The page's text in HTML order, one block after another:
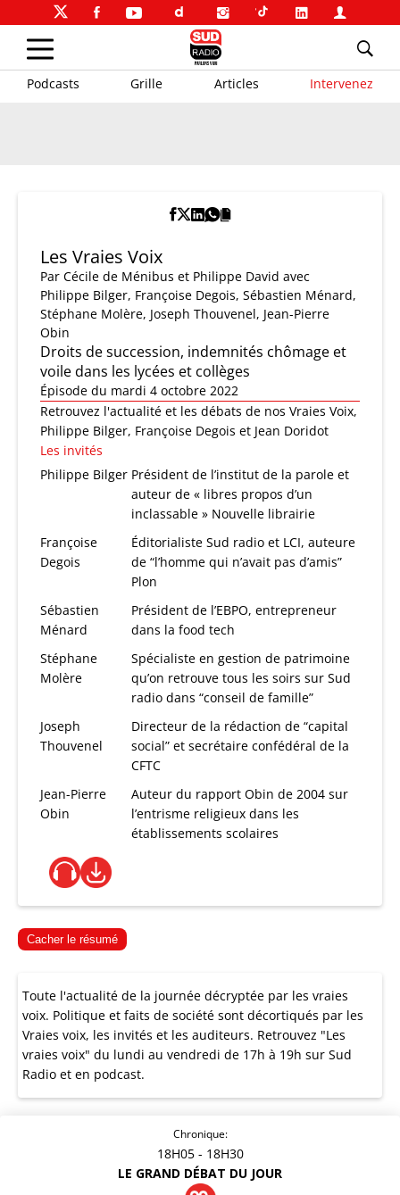
Podcasts Grille Articles Intervenez
Les Vraies Voix
Par Cécile de Ménibus et Philippe David avec
Philippe Bilger, Françoise Degois, Sébastien Ménard,
Stéphane Molère, Joseph Thouvenel, Jean-Pierre
Obin
Droits de succession, indemnités chômage et
voile dans les lycées et collèges
Épisode du mardi 4 octobre 2022
Retrouvez l'actualité et les débats de nos Vraies Voix,
Philippe Bilger, Françoise Degois et Jean Doridot
Les invités
Philippe Bilger Président de l’institut de la parole et
auteur de « libres propos d’un
inclassable » Nouvelle librairie
Françoise
Degois
Éditorialiste Sud radio et LCI, auteure
de “l’homme qui n’avait pas d’amis”
Plon
Sébastien
Ménard
Président de l’EBPO, entrepreneur
dans la food tech
Stéphane
Molère
Spécialiste en gestion de patrimoine
qu’on retrouve tous les soirs sur Sud
radio dans “conseil de famille”
Joseph
Thouvenel
Directeur de la rédaction de “capital
social” et secrétaire confédéral de la
CFTC
Jean-Pierre
Obin
Auteur du rapport Obin de 2004 sur
l’entrisme religieux dans les
établissements scolaires
Cacher le résumé
Toute l'actualité de la journée décryptée par les vraies
voix. Politique et faits de société sont décortiqués par les
Vraies voix, les invités et les auditeurs. Retrouvez "Les
vraies voix" du lundi au vendredi de 17h à 19h sur Sud
Radio et en podcast.
Chronique:
18H05 - 18H30
LE GRAND DÉBAT DU JOUR